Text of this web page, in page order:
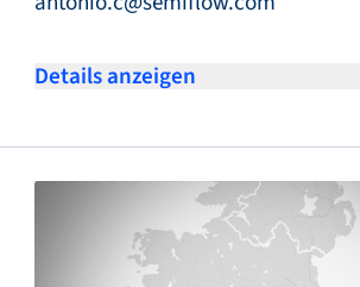
Details anzeigen